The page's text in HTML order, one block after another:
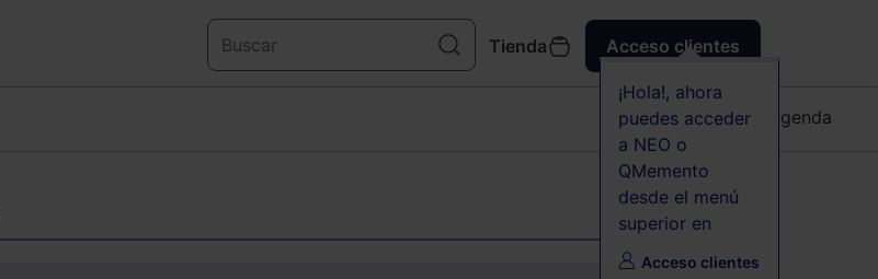
Tienda Acceso clientes
¡Hola!, ahora
puedes acceder
a NEO o
QMemento
desde el menú
superior en
Acceso clientes
Agenda